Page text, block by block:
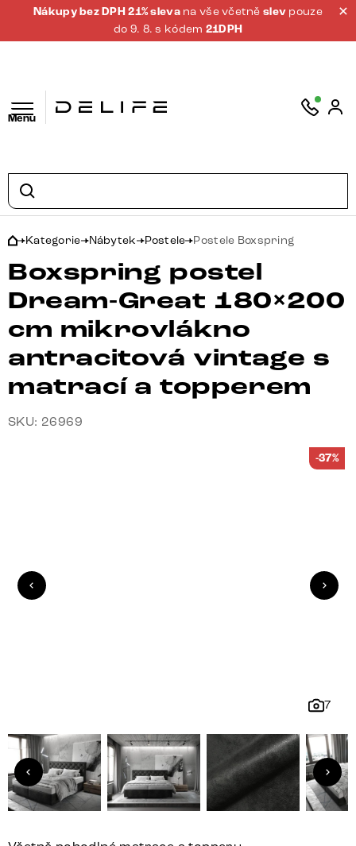
Nákupy bez DPH 21% sleva na vše včetněslev pouze
do 9. 8. s kódem 21DPH
Menu
Kategorie Nábytek Postele Postele Boxspring
Boxspring postel
Dream-Great 180×200
cm mikrovlákno
antracitová vintage s
matrací a topperem
SKU: 26969
7
-37%